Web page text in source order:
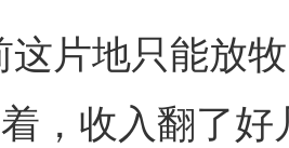
片地只能放牧
，收入翻了